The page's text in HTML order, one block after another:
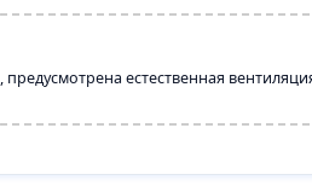
естественная